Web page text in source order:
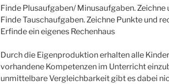
Finde Plusaufgaben/ Minusaufgaben. Zeichne
Finde Tauschaufgaben. Zeichne Punkte und
Erfinde ein eigenes Rechenhaus
Durch die Eigenproduktion erhalten alle
vorhandene Kompetenzen im Unterricht
unmittelbare Vergleichbarkeit gibt es dabei